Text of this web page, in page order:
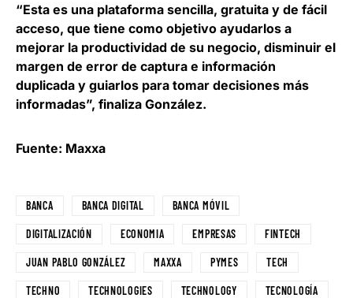
“Esta es una plataforma sencilla, gratuita y de fácil
acceso, que tiene como objetivo ayudarlos a
mejorar la productividad de su negocio, disminuir el
margen de error de captura e información
duplicada y guiarlos para tomar decisiones más
informadas”, finaliza González.
Fuente: Maxxa
BANCA BANCA DIGITAL BANCA MÓVIL
DIGITALIZACIÓN ECONOMIA EMPRESAS FINTECH
JUAN PABLO GONZÁLEZ MAXXA PYMES TECH
TECHNO TECHNOLOGIES TECHNOLOGY TECNOLOGÍA